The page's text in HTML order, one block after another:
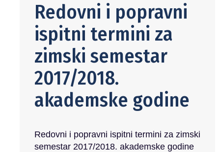
Redovni i popravni
ispitni termini za
zimski semestar
2017/2018.
akademske godine
Redovni i popravni ispitni termini za zimski
semestar 2017/2018. akademske godine